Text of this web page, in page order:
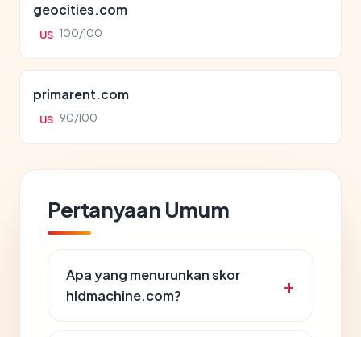
geocities.com
US 100/100
primarent.com
US 90/100
Pertanyaan Umum
Apa yang menurunkan skor
hldmachine.com?